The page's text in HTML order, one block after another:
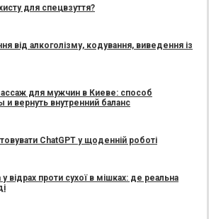
для спецвзуття?
від алкоголізму, кодування, виведення із
для мужчин в Киеве: способ
и вернуть внутренний баланс
ChatGPT у щоденній роботі
у відрах проти сухої в мішках: де реальна